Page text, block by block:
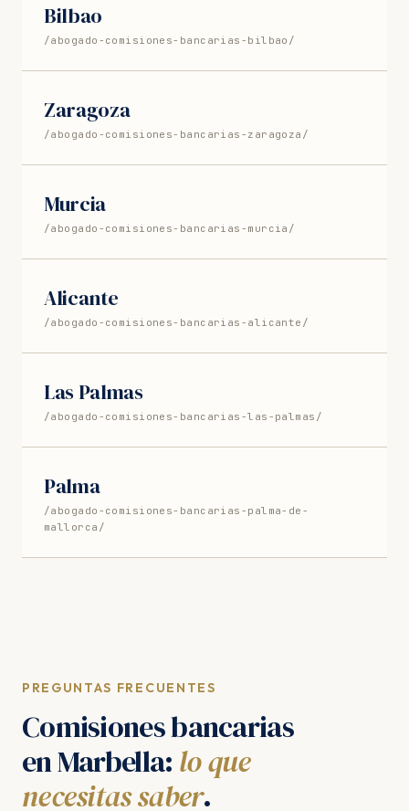
Bilbao
/abogado-comisiones-bancarias-bilbao/
Zaragoza
/abogado-comisiones-bancarias-zaragoza/
Murcia
/abogado-comisiones-bancarias-murcia/
Alicante
/abogado-comisiones-bancarias-alicante/
Las Palmas
/abogado-comisiones-bancarias-las-palmas/
Palma
/abogado-comisiones-bancarias-palma-de-
mallorca/
PREGUNTAS FRECUENTES
Comisiones bancarias
en Marbella: lo que
necesitas saber.